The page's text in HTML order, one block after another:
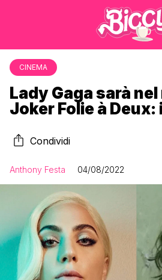
CINEMA
Lady Gaga sarà
Joker Folie à Deux:
Condividi
Anthony Festa 04/08/2022